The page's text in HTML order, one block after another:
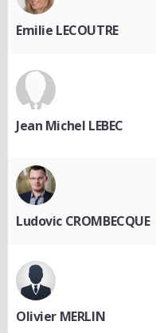
Emilie LECOUTRE
Jean Michel LEBEC
Ludovic CROMBECQUE
Olivier MERLIN